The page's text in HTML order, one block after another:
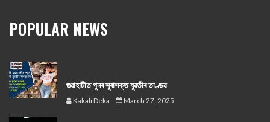
POPULAR NEWS
গুৱাহাটীত পুনৰ সুৰাসক্ত যুৱতীৰ তাণ্ডৱ
Kakali Deka March 27, 2025